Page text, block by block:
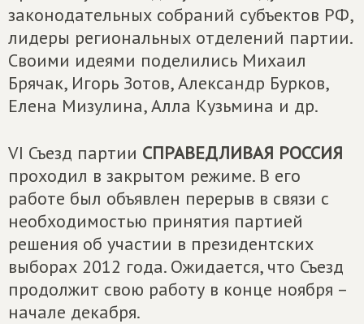
законодательных собраний субъектов РФ,
лидеры региональных отделений партии.
Своими идеями поделились Михаил
Брячак, Игорь Зотов, Александр Бурков,
Елена Мизулина, Алла Кузьмина и др.
VI Съезд партии СПРАВЕДЛИВАЯ РОССИЯ
проходил в закрытом режиме. В его
работе был объявлен перерыв в связи с
необходимостью принятия партией
решения об участии в президентских
выборах 2012 года. Ожидается, что Съезд
продолжит свою работу в конце ноября –
начале декабря.